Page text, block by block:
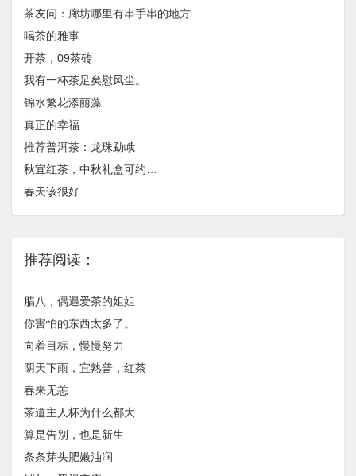
茶友问：廊坊哪里有串手串的地方
喝茶的雅事
开茶，09茶砖
我有一杯茶足矣慰风尘。
锦水繁花添丽藻
真正的幸福
推荐普洱茶：龙珠​勐峨
秋宜红茶，中秋礼盒可约…
春天该很好
推荐阅读：
腊八，偶遇爱茶的姐姐
你害怕的东西太多了。
向着目标，慢慢努力
阴天下雨，宜熟普，红茶
春来无恙
茶道主人杯为什么都大
算是告别，也是新生
条条芽头肥嫩油润